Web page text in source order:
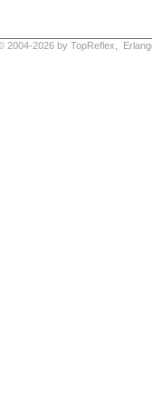
2004-2026 by TopReflex ,